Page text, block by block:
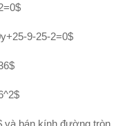
9-25-2=0$
và bán kính đường tròn